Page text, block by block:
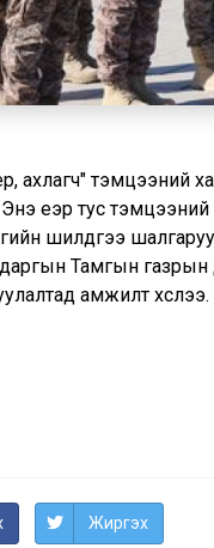
ахлагч" тэмцээний
Энэ үеэр тус
шилдгээ
Тамгын газрын
амжилт хүслээ.
Жиргэх